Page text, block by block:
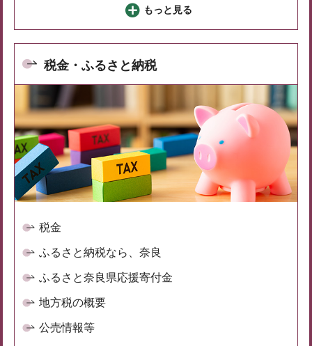
もっと見る
税金・ふるさと納税
税金
ふるさと納税なら、奈良
ふるさと奈良県応援寄付金
地方税の概要
公売情報等